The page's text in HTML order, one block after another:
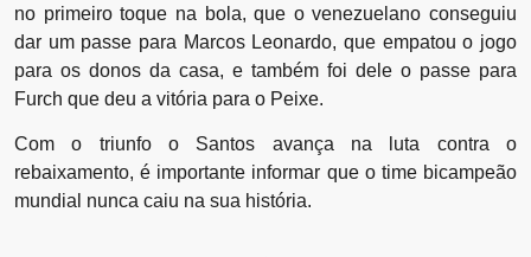
no primeiro toque na bola, que o venezuelano conseguiu
dar um passe para Marcos Leonardo, que empatou o jogo
para os donos da casa, e também foi dele o passe para
Furch que deu a vitória para o Peixe.
Com o triunfo o Santos avança na luta contra o
rebaixamento, é importante informar que o time bicampeão
mundial nunca caiu na sua história.